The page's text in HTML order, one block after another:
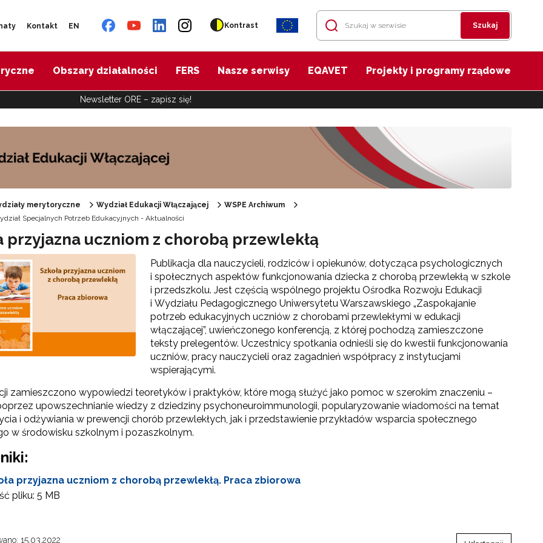
Kontakt EN Kontrast Szukaj
Obszary działalności FERS Nasze serwisy EQAVET Projekty i programy rządowe
Newsletter ORE – zapisz się!
zasoby edukacyjne"
Uzdolnień Wielorakich"
Archiwum"
Archiwum"
merytoryczne Wydział Edukacji Włączającej
WSPE Archiwum
Specjalnych Potrzeb Edukacyjnych - Aktualności
przyjazna uczniom z chorobą przewlekłą
Publikacja dla nauczycieli, rodziców i opiekunów, dotycząca psychologicznych
i społecznych aspektów funkcjonowania dziecka z chorobą przewlekłą w szkole
i przedszkolu. Jest częścią wspólnego projektu Ośrodka Rozwoju Edukacji
i Wydziału Pedagogicznego Uniwersytetu Warszawskiego „Zaspokajanie
potrzeb edukacyjnych uczniów z chorobami przewlekłymi w edukacji
włączającej”, uwieńczonego konferencją, z której pochodzą zamieszczone
teksty prelegentów. Uczestnicy spotkania odnieśli się do kwestii funkcjonowania
uczniów, pracy nauczycieli oraz zagadnień współpracy z instytucjami
wspierającymi.
zamieszczono wypowiedzi teoretyków i praktyków, które mogą służyć jako pomoc w szerokim znaczeniu –
upowszechnianie wiedzy z dziedziny psychoneuroimmunologii, popularyzowanie wiadomości na temat
i odżywiania w prewencji chorób przewlekłych, jak i przedstawienie przykładów wsparcia społecznego
w środowisku szkolnym i pozaszkolnym.
przyjazna uczniom z chorobą przewlekłą. Praca zbiorowa
pliku: 5 MB
15.03.2022